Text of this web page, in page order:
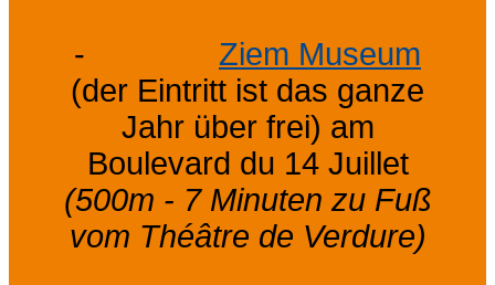
-
Ziem Museum
(der Eintritt ist das ganze
Jahr über frei) am
Boulevard du 14 Juillet
(500m - 7 Minuten zu Fuß
vom Théâtre de Verdure)